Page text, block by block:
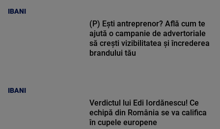
IBANI
IBANI
(P) Ești antreprenor? Află cum te
ajută o campanie de advertoriale
să crești vizibilitatea și încrederea
brandului tău
Verdictul lui Edi Iordănescu! Ce
echipă din România se va califica
în cupele europene